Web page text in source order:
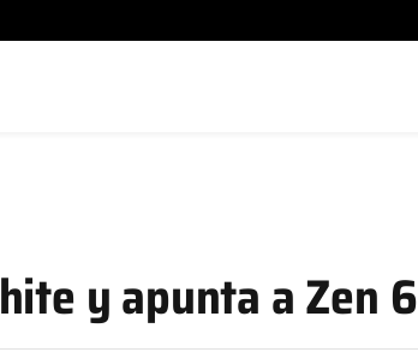
y apunta a Zen 6